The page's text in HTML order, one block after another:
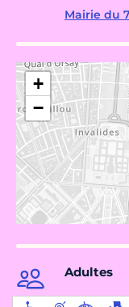
Mairie du
+
−
Adultes